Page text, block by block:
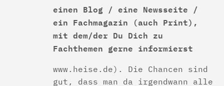
einen Blog / eine Newsseite /
ein Fachmagazin (auch Print),
mit dem/der Du Dich zu
Fachthemen gerne informierst
www.heise.de). Die Chancen sind
gut, dass man da irgendwann alle